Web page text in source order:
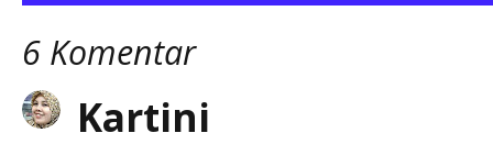
6 Komentar
Kartini